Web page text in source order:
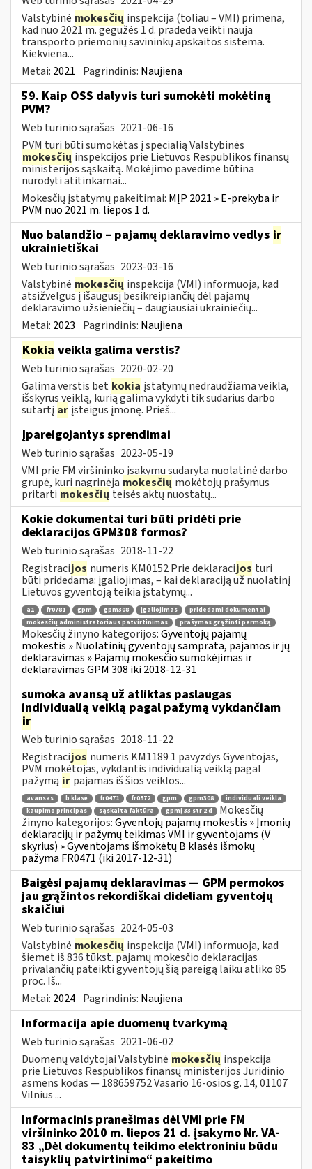
Valstybinė mokesčių inspekcija (toliau – VMI) primena,
kad nuo 2021 m. gegužės 1 d. pradeda veikti nauja
transporto priemonių savininkų apskaitos sistema.
Kiekviena...
Metai: 2021 Pagrindinis: Naujiena
59. Kaip OSS dalyvis turi sumokėti mokėtiną
PVM?
Web turinio sąrašas 2021-06-16
PVM turi būti sumokėtas į specialią Valstybinės
mokesčių inspekcijos prie Lietuvos Respublikos finansų
ministerijos sąskaitą. Mokėjimo pavedime būtina
nurodyti atitinkamai...
Mokesčių įstatymų pakeitimai: MĮP 2021 » E-prekyba ir
PVM nuo 2021 m. liepos 1 d.
Nuo balandžio – pajamų deklaravimo vedlys ir
ukrainietiškai
Web turinio sąrašas 2023-03-16
Valstybinė mokesčių inspekcija (VMI) informuoja, kad
atsižvelgus į išaugusį besikreipiančių dėl pajamų
deklaravimo užsieniečių – daugiausiai ukrainiečių...
Metai: 2023 Pagrindinis: Naujiena
Kokia veikla galima verstis?
Web turinio sąrašas 2020-02-20
Galima verstis bet kokia įstatymų nedraudžiama veikla,
išskyrus veiklą, kurią galima vykdyti tik sudarius darbo
sutartį ar įsteigus įmonę. Prieš...
Įpareigojantys sprendimai
Web turinio sąrašas 2023-05-19
VMI prie FM viršininko įsakymu sudaryta nuolatinė darbo
grupė, kuri nagrinėja mokesčių mokėtojų prašymus
pritarti mokesčių teisės aktų nuostatų...
Kokie dokumentai turi būti pridėti prie
deklaracijos GPM308 formos?
Web turinio sąrašas 2018-11-22
Registracijos numeris KM0152 Prie deklaracijos turi
būti pridedama: įgaliojimas, – kai deklaraciją už nuolatinį
Lietuvos gyventoją teikia įstatymų...
a1 fr0781 gpm gpm308 įgaliojimas
pridedami dokumentai
mokesčių administratoriaus patvirtinimas
prašymas grąžinti permoką
Mokesčių žinyno kategorijos:Gyventojų pajamų
mokestis » Nuolatinių gyventojų samprata, pajamos ir jų
deklaravimas » Pajamų mokesčio sumokėjimas ir
deklaravimas GPM 308 iki 2018-12-31
sumoka avansą už atliktas paslaugas
individualią veiklą pagal pažymą vykdančiam
ir
Web turinio sąrašas 2018-11-22
Registracijos numeris KM1189 1 pavyzdys Gyventojas,
PVM mokėtojas, vykdantis individualią veiklą pagal
pažymą ir pajamas iš šios veiklos...
avansas b klasė fr0471 fr0572 gpm gpm308
individuali veikla
kaupimo principas
sąskaita faktūra gpmį 33 str 2 d
Mokesčių
žinyno kategorijos:Gyventojų pajamų mokestis » Įmonių
deklaracijų ir pažymų teikimas VMI ir gyventojams (V
skyrius) » Gyventojams išmokėtų B klasės išmokų
pažyma FR0471 (iki 2017-12-31)
Baigėsi pajamų deklaravimas — GPM permokos
jau grąžintos rekordiškai dideliam gyventojų
skaičiui
Web turinio sąrašas 2024-05-03
Valstybinė mokesčių inspekcija (VMI) informuoja, kad
šiemet iš 836 tūkst. pajamų mokesčio deklaracijas
privalančių pateikti gyventojų šią pareigą laiku atliko 85
proc. Iš...
Metai: 2024 Pagrindinis: Naujiena
Informacija apie duomenų tvarkymą
Web turinio sąrašas 2021-06-02
Duomenų valdytojai Valstybinė mokesčių inspekcija
prie Lietuvos Respublikos finansų ministerijos Juridinio
asmens kodas — 188659752 Vasario 16-osios g. 14, 01107
Vilnius ...
Informacinis pranešimas dėl VMI prie FM
viršininko 2010 m. liepos 21 d. įsakymo Nr. VA-
83 „Dėl dokumentų teikimo elektroniniu būdu
taisyklių patvirtinimo“ pakeitimo